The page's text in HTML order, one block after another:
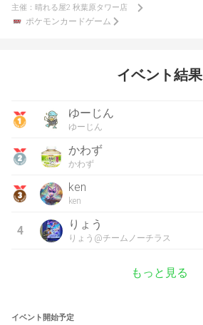
主催： 晴れる屋2 秋葉原タワー店
ポケモンカードゲーム
イベント結果
ゆーじん
ゆーじん
かわず
かわず
ken
ken
4 りょう
りょう@チームノーチラス
もっと見る
イベント開始予定